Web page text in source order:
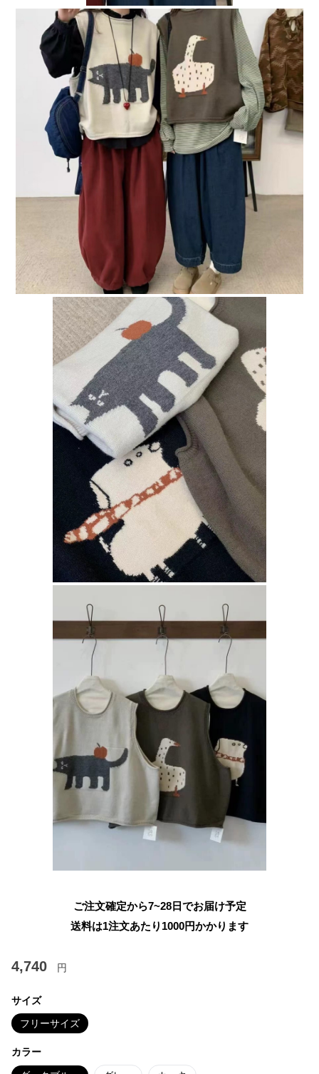
ご注文確定から7~28日でお届け予定
送料は1注文あたり 1000円かかります
4,740 円
サイズ
フリーサイズ
カラー